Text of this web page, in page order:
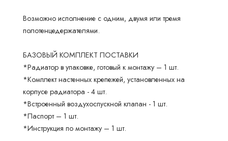
Возможно исполнение с одним, двумя или тремя
полотенцедержателями.
БАЗОВЫЙ КОМПЛЕКТ ПОСТАВКИ
*Радиатор в упаковке, готовый к монтажу – 1 шт.
*Комплект настенных крепежей, установленных на
корпусе радиатора - 4 шт.
*Встроенный воздухоспускной клапан - 1 шт.
*Паспорт – 1 шт.
*Инструкция по монтажу – 1 шт.